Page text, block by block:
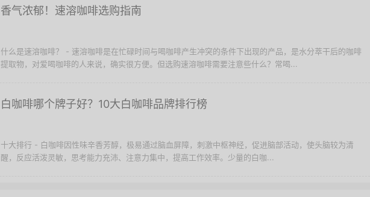
香气浓郁！速溶咖啡选购指南
什么是速溶咖啡？ - 速溶咖啡是在忙碌时间与喝咖啡产生冲突的条件下出现的产品，是水分萃干后的咖啡
提取物，对爱喝咖啡的人来说，确实很方便。但选购速溶咖啡需要注意些什么？常喝...
白咖啡哪个牌子好？10大白咖啡品牌排行榜
十大排行 - 白咖啡因性味辛香芳醇，极易通过脑血屏障，刺激中枢神经，促进脑部活动，使头脑较为清
醒，反应活泼灵敏，思考能力充沛、注意力集中，提高工作效率。少量的白咖...